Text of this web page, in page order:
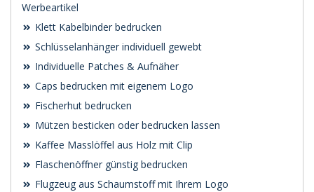
Werbeartikel
Klett Kabelbinder bedrucken
Schlüsselanhänger individuell gewebt
Individuelle Patches & Aufnäher
Caps bedrucken mit eigenem Logo
Fischerhut bedrucken
Mützen besticken oder bedrucken lassen
Kaffee Masslöffel aus Holz mit Clip
Flaschenöffner günstig bedrucken
Flugzeug aus Schaumstoff mit Ihrem Logo